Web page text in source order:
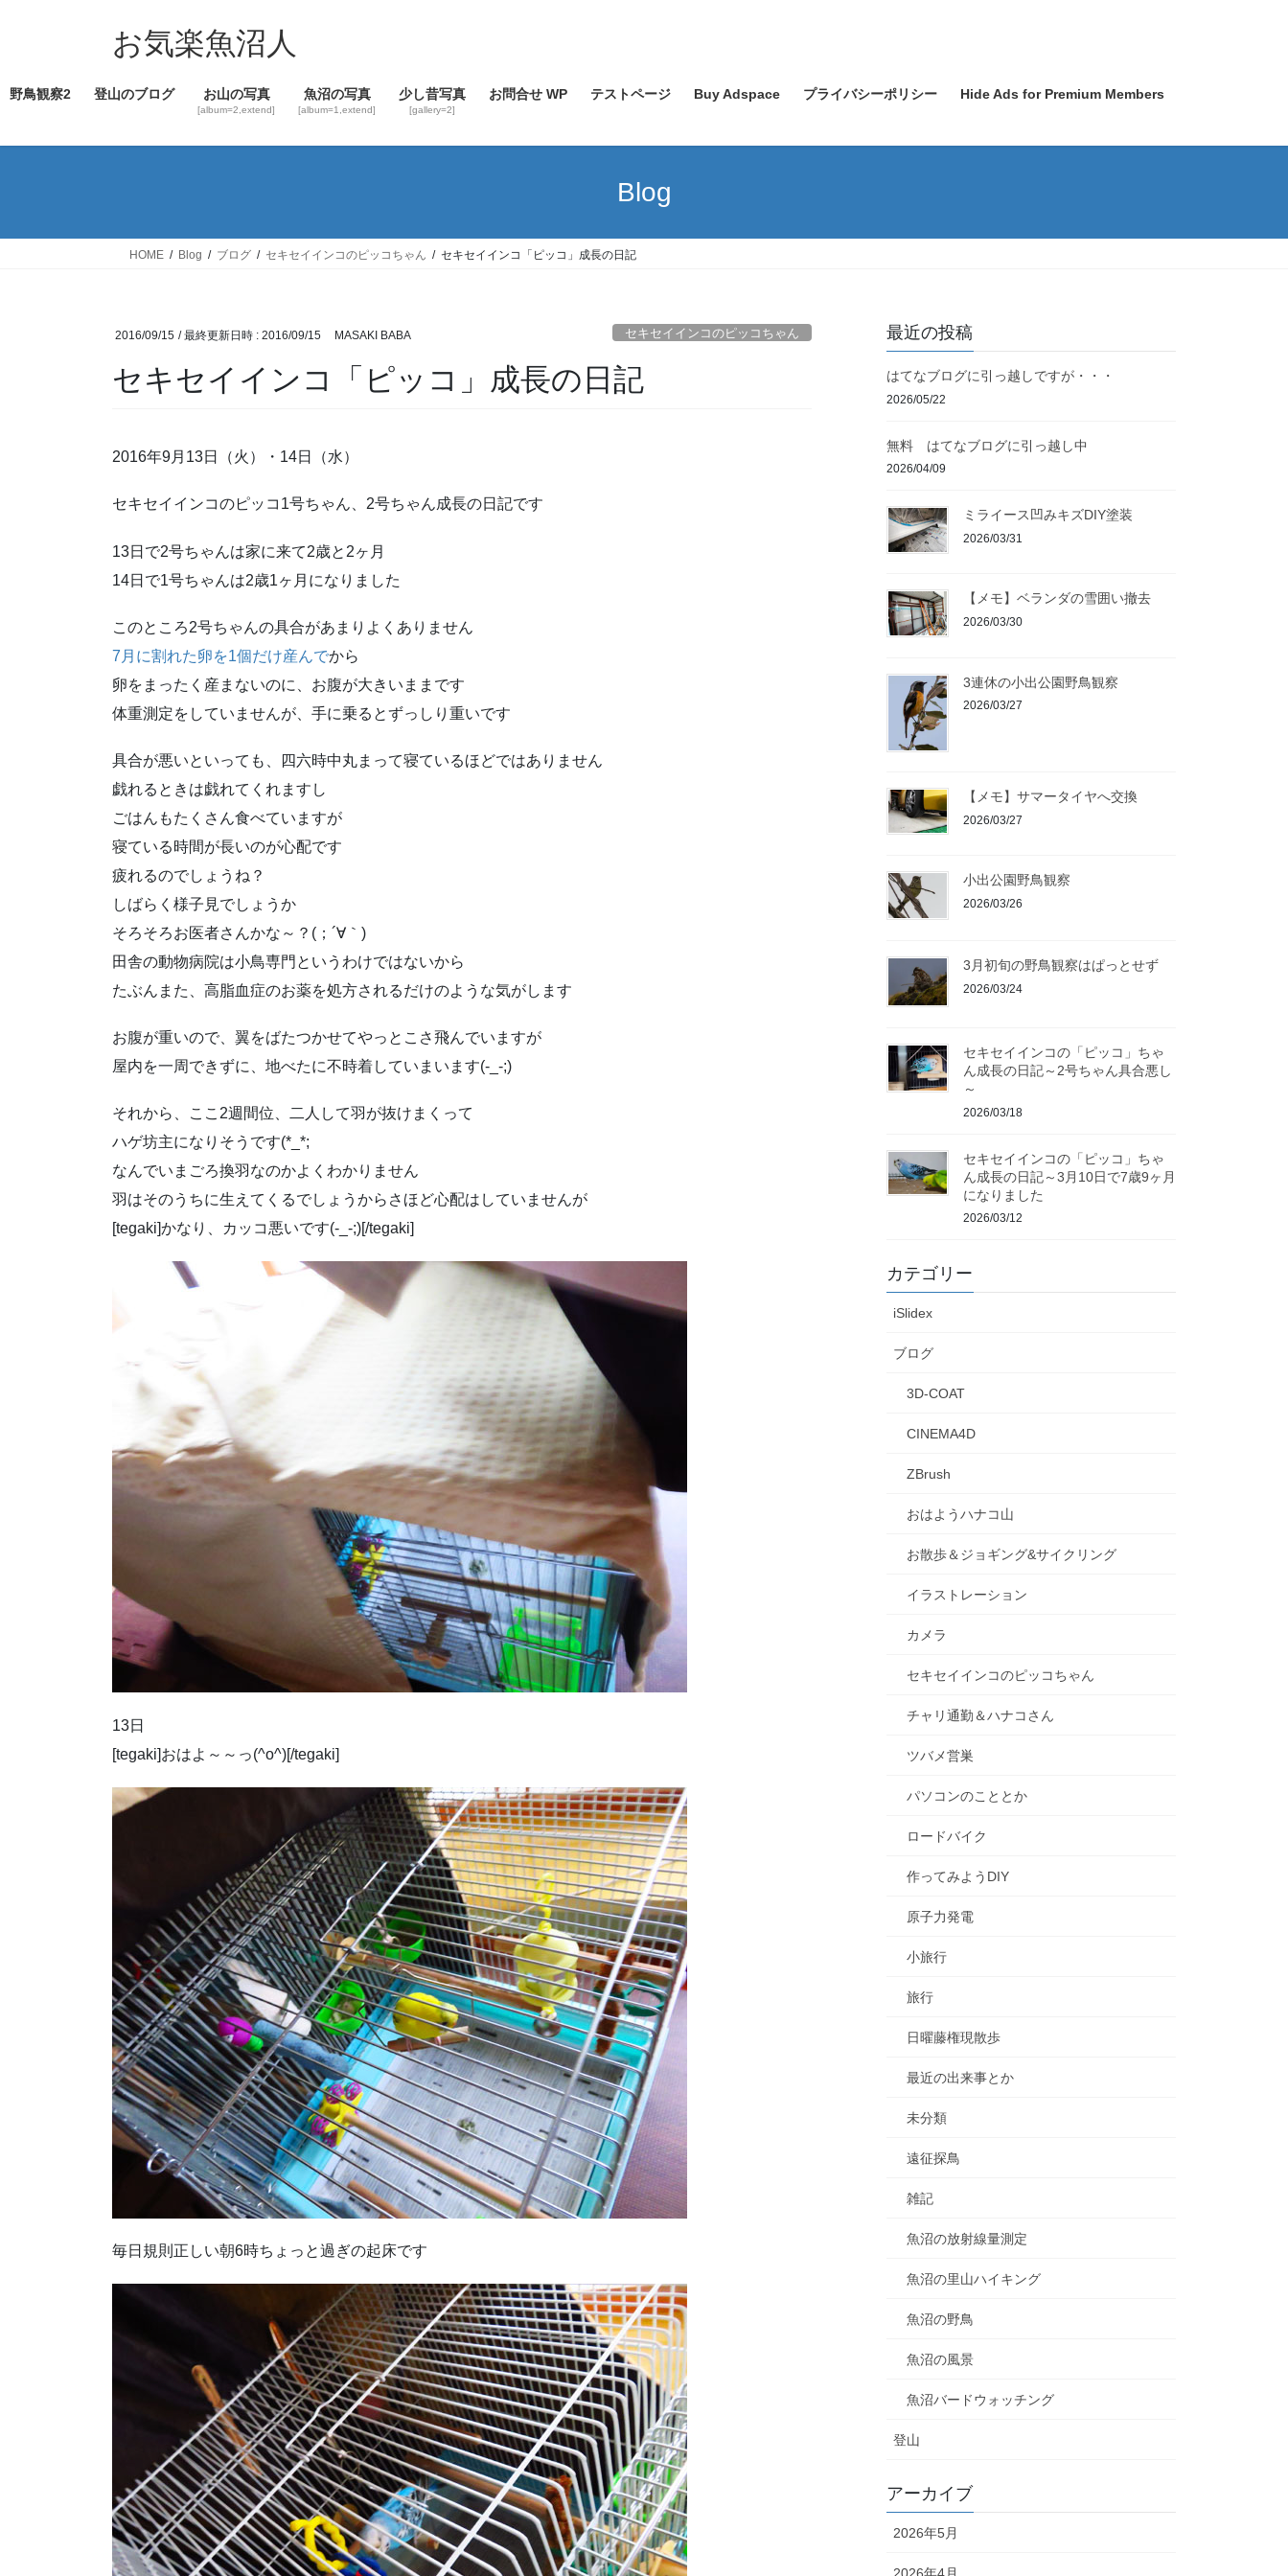
ツ
ス
シ
ン
お気楽魚沼人
野鳥観察2 登山のブログ お山の写真
[album=2,extend]
魚沼の写真
[album=1,extend]
少し昔写真
[gallery=2]
お問合せ WP テストページ Buy Adspace プライバシーポリシー Hide Ads for Premium Members
Blog
HOME Blog ブログ セキセイインコのピッコちゃん セキセイインコ「ピッコ」成長の日記
2016/09/15 / 最終更新日時 : 2016/09/15 MASAKI BABA セキセイインコのピッコちゃん
セキセイインコ「ピッコ」成長の日記
2016年9月13日（火）・14日（水）
セキセイインコのピッコ1号ちゃん、2号ちゃん成長の日記です
13日で2号ちゃんは家に来て2歳と2ヶ月
14日で1号ちゃんは2歳1ヶ月になりました
このところ2号ちゃんの具合があまりよくありません
7月に割れた卵を1個だけ産んでから
卵をまったく産まないのに、お腹が大きいままです
体重測定をしていませんが、手に乗るとずっしり重いです
具合が悪いといっても、四六時中丸まって寝ているほどではありません
戯れるときは戯れてくれますし
ごはんもたくさん食べていますが
寝ている時間が長いのが心配です
疲れるのでしょうね？
しばらく様子見でしょうか
そろそろお医者さんかな～？(；´∀｀)
田舎の動物病院は小鳥専門というわけではないから
たぶんまた、高脂血症のお薬を処方されるだけのような気がします
お腹が重いので、翼をばたつかせてやっとこさ飛んでいますが
屋内を一周できずに、地べたに不時着していまいます(-_-;)
それから、ここ2週間位、二人して羽が抜けまくって
ハゲ坊主になりそうです(*_*;
なんでいまごろ換羽なのかよくわかりません
羽はそのうちに生えてくるでしょうからさほど心配はしていませんが
[tegaki]かなり、カッコ悪いです(-_-;)[/tegaki]
13日
[tegaki]おはよ～～っ(^o^)[/tegaki]
毎日規則正しい朝6時ちょっと過ぎの起床です
最近の投稿
はてなブログに引っ越しですが・・・
2026/05/22
無料 はてなブログに引っ越し中
2026/04/09
ミライース凹みキズDIY塗装
2026/03/31
【メモ】ベランダの雪囲い撤去
2026/03/30
3連休の小出公園野鳥観察
2026/03/27
【メモ】サマータイヤへ交換
2026/03/27
小出公園野鳥観察
2026/03/26
3月初旬の野鳥観察はぱっとせず
2026/03/24
セキセイインコの「ピッコ」ちゃ
ん成長の日記～2号ちゃん具合悪し
～
2026/03/18
セキセイインコの「ピッコ」ちゃ
ん成長の日記～3月10日で7歳9ヶ月
になりました
2026/03/12
カテゴリー
iSlidex
ブログ
3D-COAT
CINEMA4D
ZBrush
おはようハナコ山
お散歩＆ジョギング&サイクリング
イラストレーション
カメラ
セキセイインコのピッコちゃん
チャリ通勤＆ハナコさん
ツバメ営巣
パソコンのこととか
ロードバイク
作ってみようDIY
原子力発電
小旅行
旅行
日曜藤権現散歩
最近の出来事とか
未分類
遠征探鳥
雑記
魚沼の放射線量測定
魚沼の里山ハイキング
魚沼の野鳥
魚沼の風景
魚沼バードウォッチング
登山
アーカイブ
2026年5月